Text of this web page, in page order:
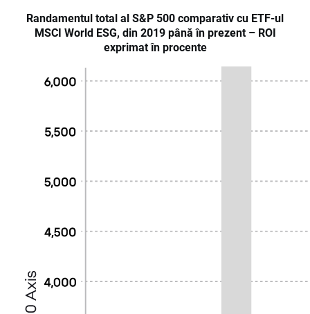
Randamentul total al S&P 500 comparativ cu ETF-ul
MSCI World ESG, din 2019 până în prezent – ROI
exprimat în procente